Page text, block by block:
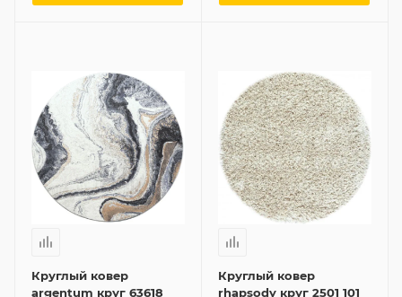
Круглый ковер
argentum круг 63618
Круглый ковер
rhapsody круг 2501 101